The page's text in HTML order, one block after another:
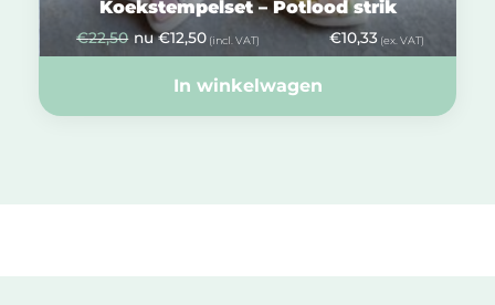
Koekstempelset – Potlood strik
€22,50 nu €12,50 (incl. VAT) €10,33(ex. VAT)
In winkelwagen